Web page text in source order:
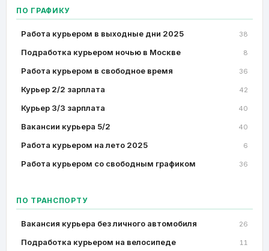
ПО ГРАФИКУ
Работа курьером в выходные дни 2025 38
Подработка курьером ночью в Москве 8
Работа курьером в свободное время 36
Курьер 2/2 зарплата 42
Курьер 3/3 зарплата 40
Вакансии курьера 5/2 40
Работа курьером на лето 2025 6
Работа курьером со свободным графиком 36
ПО ТРАНСПОРТУ
Вакансия курьера без личного автомобиля 26
Подработка курьером на велосипеде 11